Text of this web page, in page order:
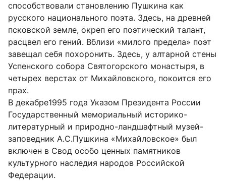
способствовали становлению Пушкина как
русского национального поэта. Здесь, на древней
псковской земле, окреп его поэтический талант,
расцвел его гений. Вблизи «милого предела» поэт
завещал себя похоронить. Здесь, у алтарной стены
Успенского собора Святогорского монастыря, в
четырех верстах от Михайловского, покоится его
прах.
В декабре1995 года Указом Президента России
Государственный мемориальный историко-
литературный и природно-ландшафтный музей-
заповедник А.С.Пушкина «Михайловское» был
включен в Свод особо ценных памятников
культурного наследия народов Российской
Федерации.